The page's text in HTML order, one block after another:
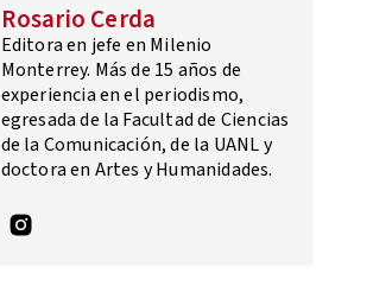
Rosario Cerda
Editora en jefe en Milenio
Monterrey. Más de 15 años de
experiencia en el periodismo,
egresada de la Facultad de Ciencias
de la Comunicación, de la UANL y
doctora en Artes y Humanidades.